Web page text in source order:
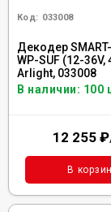
Код: 033008
Декодер
WP-SUF (12-36V,
Arlight, 033008
В наличии: 100
12 255 ₽
В